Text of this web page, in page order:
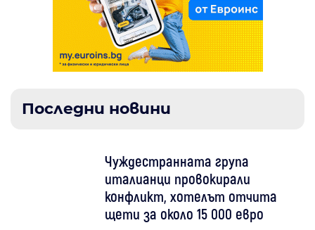
Последни новини
Чуждестранната група
италианци провокирали
конфликт, хотелът отчита
щети за около 15 000 евро